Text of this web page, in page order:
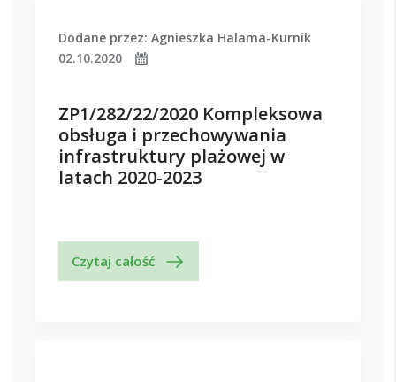
Dodane przez: Agnieszka Halama-Kurnik
02.10.2020
ZP1/282/22/2020 Kompleksowa
obsługa i przechowywania
infrastruktury plażowej w
latach 2020-2023
Czytaj całość